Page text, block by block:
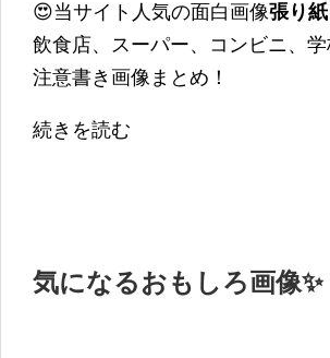
😍当サイト人気の面白画像張り
飲食店、スーパー、コンビニ、
注意書き画像まとめ！
続きを読む
気になるおもしろ画像✨